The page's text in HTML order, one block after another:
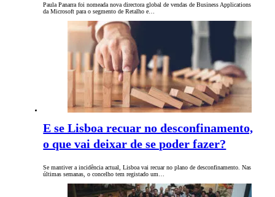
Paula Panarra foi nomeada nova directora global de vendas de Business Applications
da Microsoft para o segmento de Retalho e…
E se Lisboa recuar no desconfinamento,
o que vai deixar de se poder fazer?
Se mantiver a incidência actual, Lisboa vai recuar no plano de desconfinamento. Nas
últimas semanas, o concelho tem registado um…